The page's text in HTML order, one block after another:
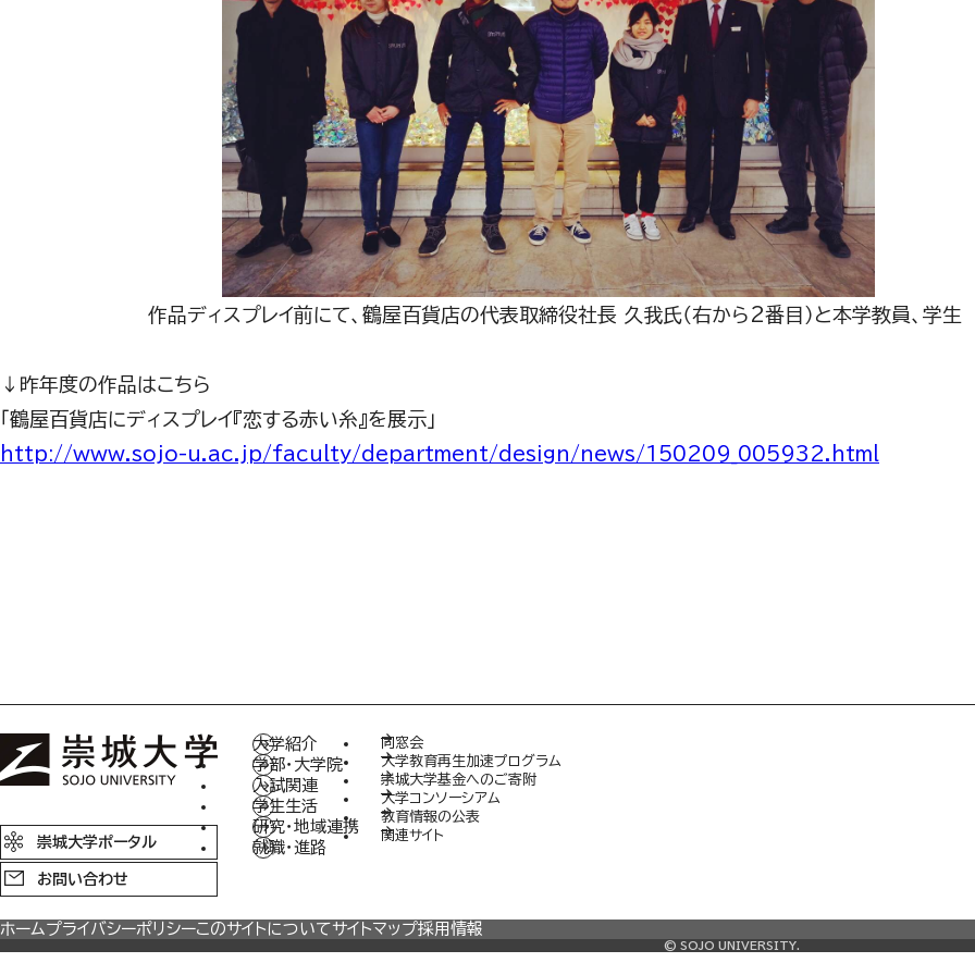
作品ディスプレイ前にて、鶴屋百貨店の代表取締役社長 久我氏（右から2番目）と本学教員、学生
↓昨年度の作品はこちら
「鶴屋百貨店にディスプレイ『恋する赤い糸』を展示」
http://www.sojo-u.ac.jp/faculty/department/design/news/150209_005932.html
崇城大学ポータル
お問い合わせ
大学紹介
学部・大学院
入試関連
学生生活
研究・地域連携
就職・進路
同窓会
大学教育再生加速プログラム
崇城大学基金へのご寄附
大学コンソーシアム
教育情報の公表
関連サイト
ホーム プライバシーポリシーこのサイトについてサイトマップ採用情報
© SOJO UNIVERSITY.